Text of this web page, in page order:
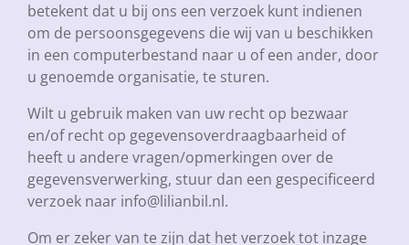
betekent dat u bij ons een verzoek kunt indienen
om de persoonsgegevens die wij van u beschikken
in een computerbestand naar u of een ander, door
u genoemde organisatie, te sturen.
Wilt u gebruik maken van uw recht op bezwaar
en/of recht op gegevensoverdraagbaarheid of
heeft u andere vragen/opmerkingen over de
gegevensverwerking, stuur dan een gespecificeerd
verzoek naar info@lilianbil.nl.
Om er zeker van te zijn dat het verzoek tot inzage